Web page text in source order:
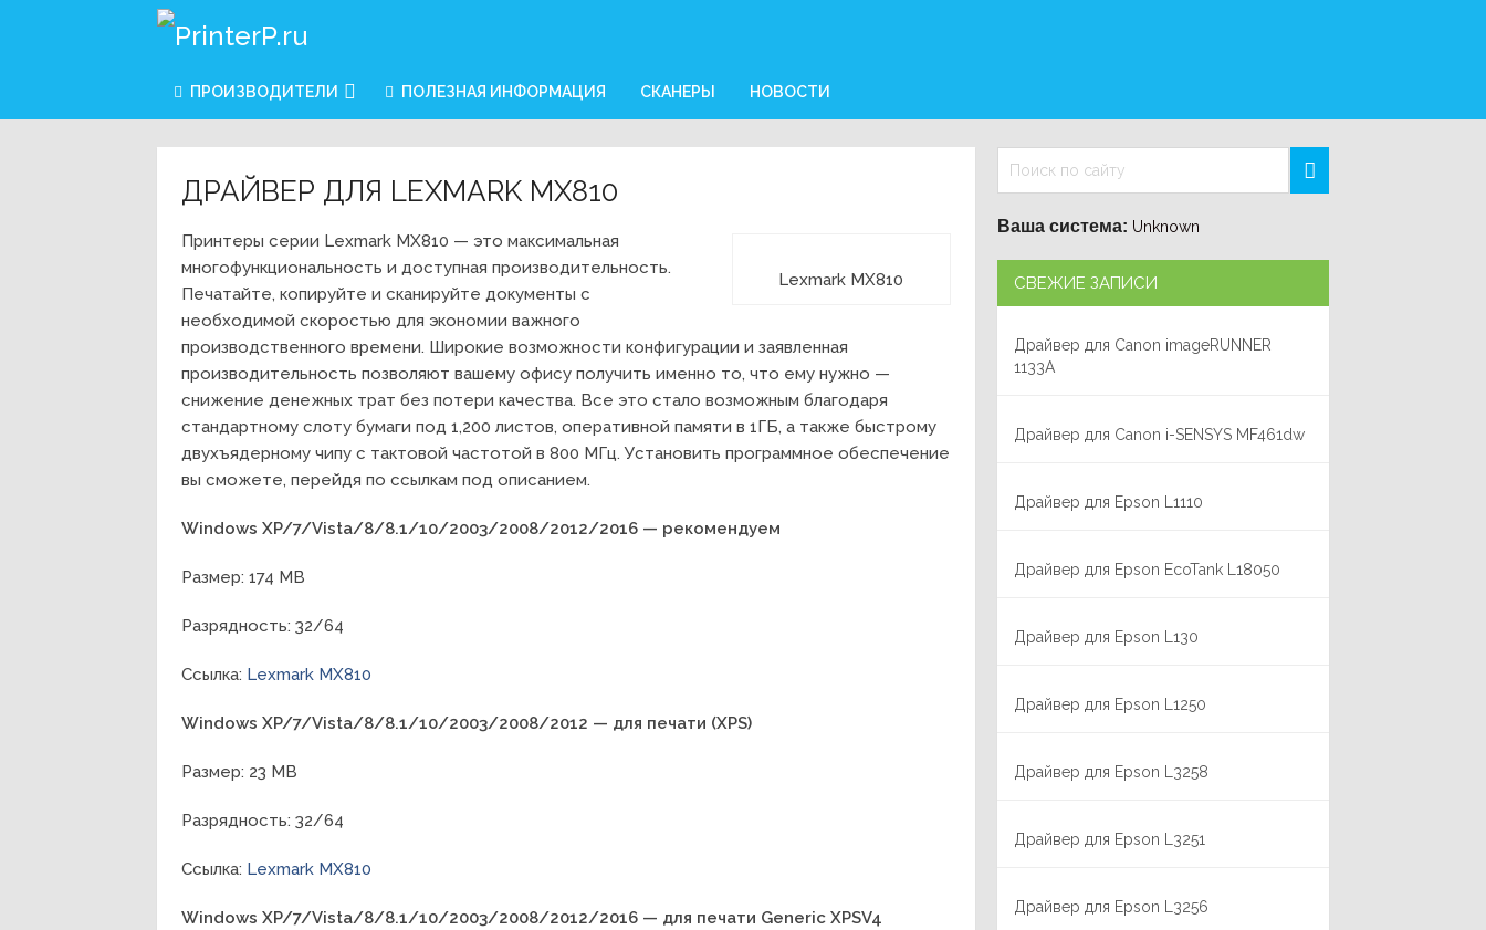
ПРОИЗВОДИТЕЛИ ПОЛЕЗНАЯ ИНФОРМАЦИЯ СКАНЕРЫ НОВОСТИ
ДРАЙВЕР ДЛЯ LEXMARK MX810
Lexmark MX810
Принтеры серии Lexmark MX810 — это максимальная
многофункциональность и доступная производительность.
Печатайте, копируйте и сканируйте документы с
необходимой скоростью для экономии важного
производственного времени. Широкие возможности конфигурации и заявленная
производительность позволяют вашему офису получить именно то, что ему нужно —
снижение денежных трат без потери качества. Все это стало возможным благодаря
стандартному слоту бумаги под 1,200 листов, оперативной памяти в 1ГБ, а также быстрому
двухъядерному чипу с тактовой частотой в 800 МГц. Установить программное обеспечение
вы сможете, перейдя по ссылкам под описанием.
Windows XP/7/Vista/8/8.1/10/2003/2008/2012/2016 — рекомендуем
Размер: 174 MB
Разрядность: 32/64
Ссылка: Lexmark MX810
Windows XP/7/Vista/8/8.1/10/2003/2008/2012 — для печати (XPS)
Размер: 23 MB
Разрядность: 32/64
Ссылка: Lexmark MX810
Windows XP/7/Vista/8/8.1/10/2003/2008/2012/2016 — для печати Generic XPSV4
Ваша система: Unknown
СВЕЖИЕ ЗАПИСИ
Драйвер для Canon imageRUNNER
1133A
Драйвер для Canon i-SENSYS MF461dw
Драйвер для Epson L1110
Драйвер для Epson EcoTank L18050
Драйвер для Epson L130
Драйвер для Epson L1250
Драйвер для Epson L3258
Драйвер для Epson L3251
Драйвер для Epson L3256